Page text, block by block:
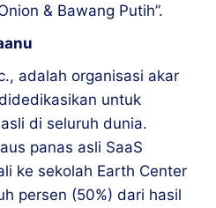
& Bawang Putih”.
adalah organisasi akar
untuk
di seluruh dunia.
panas asli SaaS
ke sekolah Earth Center
persen (50%) dari hasil